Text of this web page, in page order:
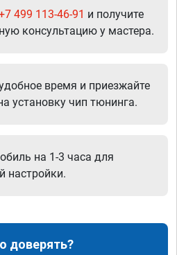
499 113-46-91 и получите
консультацию у мастера.
время и приезжайте
установку чип тюнинга.
на 1-3 часа для
настройки.
доверять?